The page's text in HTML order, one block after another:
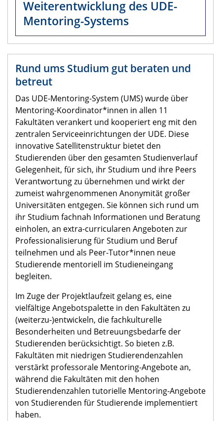
Weiterentwicklung des UDE-
Mentoring-Systems
Rund ums Studium gut beraten und
betreut
Das UDE-Mentoring-System (UMS) wurde über
Mentoring-Koordinator*innen in allen 11
Fakultäten verankert und kooperiert eng mit den
zentralen Serviceeinrichtungen der UDE. Diese
innovative Satellitenstruktur bietet den
Studierenden über den gesamten Studienverlauf
Gelegenheit, für sich, ihr Studium und ihre Peers
Verantwortung zu übernehmen und wirkt der
zumeist wahrgenommenen Anonymität großer
Universitäten entgegen. Sie können sich rund um
ihr Studium fachnah Informationen und Beratung
einholen, an extra-curricularen Angeboten zur
Professionalisierung für Studium und Beruf
teilnehmen und als Peer-Tutor*innen neue
Studierende mentoriell im Studieneingang
begleiten.
Im Zuge der Projektlaufzeit gelang es, eine
vielfältige Angebotspalette in den Fakultäten zu
(weiterzu-)entwickeln, die fachkulturelle
Besonderheiten und Betreuungsbedarfe der
Studierenden berücksichtigt. So bieten z.B.
Fakultäten mit niedrigen Studierendenzahlen
verstärkt professorale Mentoring-Angebote an,
während die Fakultäten mit den hohen
Studierendenzahlen tutorielle Mentoring-Angebote
von Studierenden für Studierende implementiert
haben.